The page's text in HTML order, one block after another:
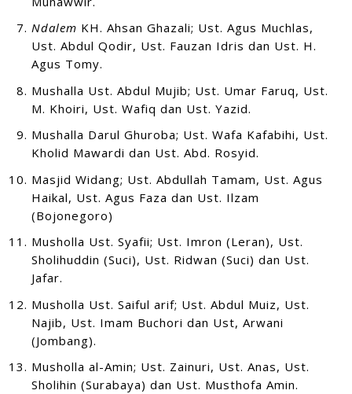
Ndalem KH. Ahsan Ghazali; Ust. Agus Muchlas,
Ust. Abdul Qodir, Ust. Fauzan Idris dan Ust. H.
Agus Tomy.
Mushalla Ust. Abdul Mujib; Ust. Umar Faruq, Ust.
M. Khoiri, Ust. Wafiq dan Ust. Yazid.
Mushalla Darul Ghuroba; Ust. Wafa Kafabihi, Ust.
Kholid Mawardi dan Ust. Abd. Rosyid.
Masjid Widang; Ust. Abdullah Tamam, Ust. Agus
Haikal, Ust. Agus Faza dan Ust. Ilzam
(Bojonegoro)
Musholla Ust. Syafii; Ust. Imron (Leran), Ust.
Sholihuddin (Suci), Ust. Ridwan (Suci) dan Ust.
Jafar.
Musholla Ust. Saiful arif; Ust. Abdul Muiz, Ust.
Najib, Ust. Imam Buchori dan Ust, Arwani
(Jombang).
Musholla al-Amin; Ust. Zainuri, Ust. Anas, Ust.
Sholihin (Surabaya) dan Ust. Musthofa Amin.